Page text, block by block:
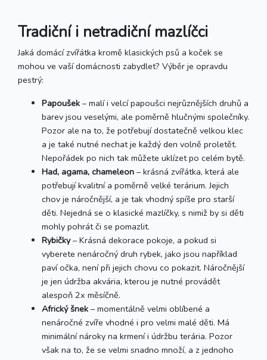
Tradiční i netradiční mazlíčci
Jaká domácí zvířátka kromě klasických psů a koček se
mohou ve vaší domácnosti zabydlet? Výběr je opravdu
pestrý:
Papoušek – malí i velcí papoušci nejrůznějších druhů a
barev jsou veselými, ale poměrně hlučnými společníky.
Pozor ale na to, že potřebují dostatečně velkou klec
a je také nutné nechat je každý den volně proletět.
Nepořádek po nich tak můžete uklízet po celém bytě.
Had, agama, chameleon – krásná zvířátka, která ale
potřebují kvalitní a poměrně velké terárium. Jejich
chov je náročnější, a je tak vhodný spíše pro starší
děti. Nejedná se o klasické mazlíčky, s nimiž by si děti
mohly pohrát či se pomazlit.
Rybičky– Krásná dekorace pokoje, a pokud si
vyberete nenáročný druh rybek, jako jsou například
paví očka, není při jejich chovu co pokazit. Náročnější
je jen údržba akvária, kterou je nutné provádět
alespoň 2x měsíčně.
Africký šnek – momentálně velmi oblíbené a
nenáročné zvíře vhodné i pro velmi malé děti. Má
minimální nároky na krmení i údržbu terária. Pozor
však na to, že se velmi snadno množí, a z jednoho